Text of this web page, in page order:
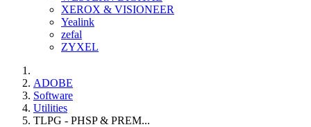
XEROX & VISIONEER
Yealink
zefal
ZYXEL
ADOBE
Software
Utilities
TLPG - PHSP & PREM...